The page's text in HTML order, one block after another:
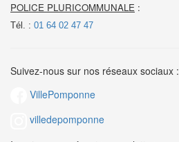
POLICE PLURICOMMUNALE :
Tél. : 01 64 02 47 47
Suivez-nous sur nos réseaux sociaux :
VillePomponne
villedepomponne